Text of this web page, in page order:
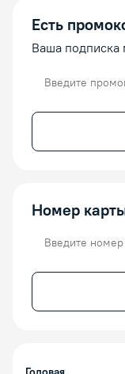
Есть
Ваша подписка
Номер